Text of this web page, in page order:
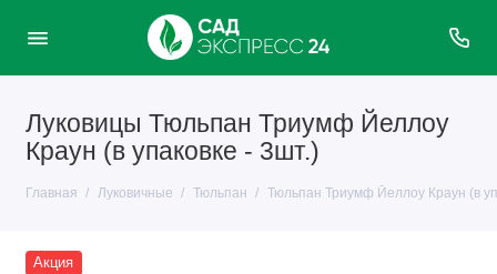
Луковицы Тюльпан Триумф Йеллоу
Краун (в упаковке - 3шт.)
Главная Луковичные Тюльпан Тюльпан Триумф Йеллоу Краун (в
Акция